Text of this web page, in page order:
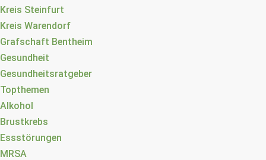
Kreis Steinfurt
Kreis Warendorf
Grafschaft Bentheim
Gesundheit
Gesundheitsratgeber
Topthemen
Alkohol
Brustkrebs
Essstörungen
MRSA